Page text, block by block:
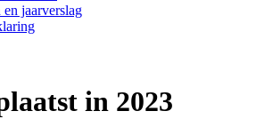
jaarverslag
in 2023